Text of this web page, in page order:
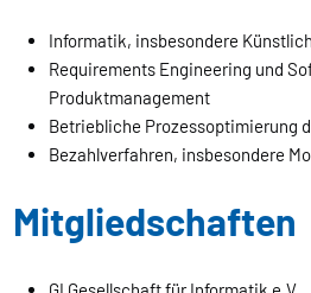
Informatik, insbesondere
Requirements Engineering und
Produktmanagement
Betriebliche Prozessoptimierung
Bezahlverfahren, insbesondere
Mitgliedschaften